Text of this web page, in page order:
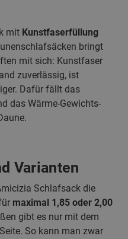
mit Kunstfaserfüllung
bringt
mit sich: Kunstfaser
zuverlässig, ist
Dafür fällt das
das Wärme-Gewichts-
Varianten
Schlafsack die
maximal 1,85 oder 2,00
gibt es nur mit dem
So kann man zwar